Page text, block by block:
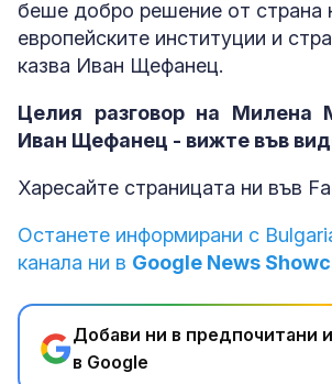
беше добро решение от страна
европейските институции и
казва Иван Щефанец.
Целия разговор на Милена
Иван Щефанец - вижте във
Харесайте страницата ни във
Останете информирани с
канала ни в Google News
Добави ни в предпочитани
в Google